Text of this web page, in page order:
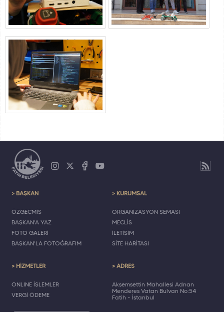
> BAŞKAN
ÖZGEÇMİŞ
BAŞKAN'A YAZ
FOTO GALERİ
BAŞKAN'LA FOTOĞRAFIM
> KURUMSAL
ORGANİZASYON ŞEMASI
MECLİS
İLETİŞİM
SİTE HARİTASI
> HİZMETLER
ONLINE İŞLEMLER
VERGİ ÖDEME
> ADRES
Akşemsettin Mahallesi Adnan
Menderes Vatan Bulvarı No:54
Fatih - İstanbul